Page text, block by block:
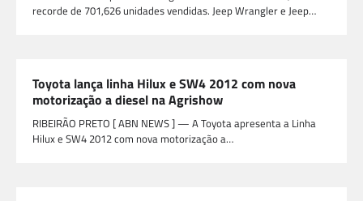
recorde de 701,626 unidades vendidas. Jeep Wrangler e Jeep…
Toyota lança linha Hilux e SW4 2012 com nova
motorização a diesel na Agrishow
RIBEIRÃO PRETO [ ABN NEWS ] — A Toyota apresenta a Linha
Hilux e SW4 2012 com nova motorização a…